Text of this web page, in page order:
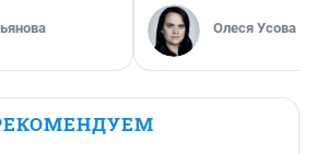
Олеся Усова